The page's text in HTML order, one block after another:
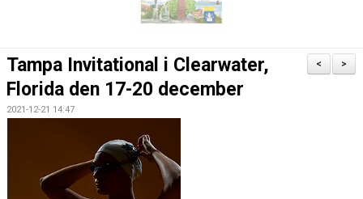
OM KLUBBEN
SIMSHOP
KALENDER
>
<
Tampa Invitational i Clearwater,
Florida den 17-20 december
2021-12-21 14:47